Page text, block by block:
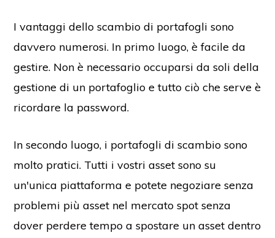
I vantaggi dello scambio di portafogli sono
davvero numerosi. In primo luogo, è facile da
gestire. Non è necessario occuparsi da soli della
gestione di un portafoglio e tutto ciò che serve è
ricordare la password.
In secondo luogo, i portafogli di scambio sono
molto pratici. Tutti i vostri asset sono su
un'unica piattaforma e potete negoziare senza
problemi più asset nel mercato spot senza
dover perdere tempo a spostare un asset dentro